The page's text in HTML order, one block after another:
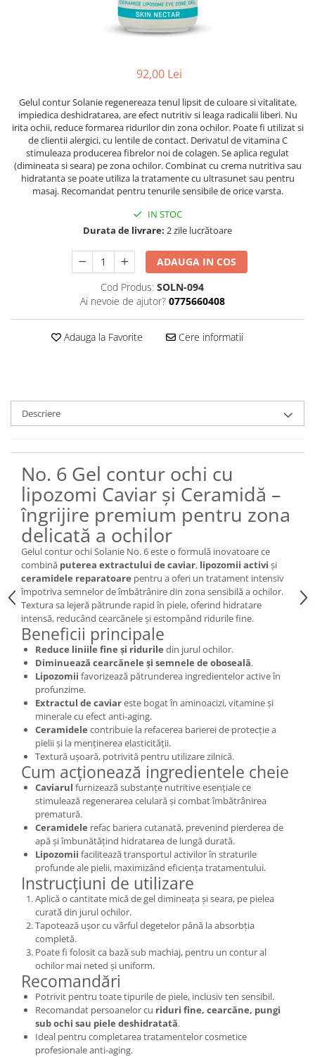
92,00 Lei
Gelul contur Solanie regenereaza tenul lipsit de culoare si vitalitate,
impiedica deshidratarea, are efect nutritiv si leaga radicalii liberi. Nu
irita ochii, reduce formarea ridurilor din zona ochilor. Poate fi utilizat si
de clientii alergici, cu lentile de contact. Derivatul de vitamina C
stimuleaza producerea fibrelor noi de colagen. Se aplica regulat
(dimineata si seara) pe zona ochilor. Combinat cu crema nutritiva sau
hidratanta se poate utiliza la tratamente cu ultrasunet sau pentru
masaj. Recomandat pentru tenurile sensibile de orice varsta.
IN STOC
Durata de livrare: 2 zile lucrătoare
ADAUGA IN COS
Cod Produs: SOLN-094
Ai nevoie de ajutor? 0775660408
Adauga la Favorite Cere informatii
Descriere
No. 6 Gel contur ochi cu
lipozomi Caviar și Ceramidă –
îngrijire premium pentru zona
delicată a ochilor
Gelul contur ochi Solanie No. 6 este o formulă inovatoare ce
combină puterea extractului de caviar, lipozomii activi și
ceramidele reparatoare pentru a oferi un tratament intensiv
împotriva semnelor de îmbătrânire din zona sensibilă a ochilor.
Textura sa lejeră pătrunde rapid în piele, oferind hidratare
intensă, reducând cearcănele și estompând ridurile fine.
Beneficii principale
Reduce liniile fine și ridurile din jurul ochilor.
Diminuează cearcănele și semnele de oboseală.
Lipozomii favorizează pătrunderea ingredientelor active în
profunzime.
Extractul de caviareste bogat în aminoacizi, vitamine și
minerale cu efect anti-aging.
Ceramidele contribuie la refacerea barierei de protecție a
pielii și la menținerea elasticității.
Textură ușoară, potrivită pentru utilizare zilnică.
Cum acționează ingredientele cheie
Caviarul furnizează substanțe nutritive esențiale ce
stimulează regenerarea celulară și combat îmbătrânirea
prematură.
Ceramidele refac bariera cutanată, prevenind pierderea de
apă și îmbunătățind hidratarea de lungă durată.
Lipozomii facilitează transportul activilor în straturile
profunde ale pielii, maximizând eficiența tratamentului.
Instrucțiuni de utilizare
Aplică o cantitate mică de gel dimineața și seara, pe pielea
curată din jurul ochilor.
Tapotează ușor cu vârful degetelor până la absorbția
completă.
Poate fi folosit ca bază sub machiaj, pentru un contur al
ochilor mai neted și uniform.
Recomandări
Potrivit pentru toate tipurile de piele, inclusiv ten sensibil.
Recomandat persoanelor cu riduri fine, cearcăne, pungi
sub ochi sau piele deshidratată.
Ideal pentru completarea tratamentelor cosmetice
profesionale anti-aging.